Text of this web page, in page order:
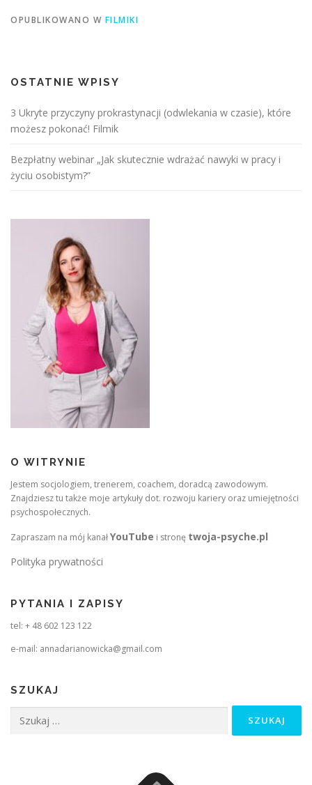
OPUBLIKOWANO W FILMIKI
OSTATNIE WPISY
3 Ukryte przyczyny prokrastynacji (odwlekania w czasie), które
możesz pokonać! Filmik
Bezpłatny webinar „Jak skutecznie wdrażać nawyki w pracy i
życiu osobistym?”
O WITRYNIE
Jestem socjologiem, trenerem, coachem, doradcą zawodowym.
Znajdziesz tu także moje artykuły dot. rozwoju kariery oraz umiejętności
psychospołecznych.
Zapraszam na mój kanałYouTube i stronę twoja-psyche.pl
Polityka prywatności
PYTANIA I ZAPISY
tel: + 48 602 123 122
e-mail: annadarianowicka@gmail.com
SZUKAJ